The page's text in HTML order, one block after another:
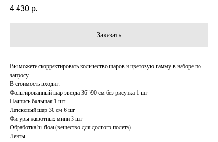
4 430 р.
Заказать
Вы можете скорректировать количество шаров и цветовую гамму в наборе по
запросу.
В стоимость входит:
Фольгированный шар звезда 36"/90 см без рисунка 1 шт
Надпись большая 1 шт
Латексный шар 30 см 6 шт
Фигуры животных мини 3 шт
Обработка hi-float (вещество для долгого полета)
Ленты